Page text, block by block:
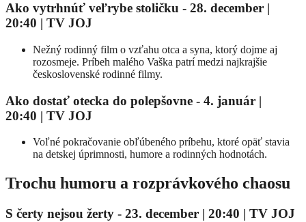
Ako vytrhnúť veľrybe stoličku - 28. december |
20:40 | TV JOJ
Nežný rodinný film o vzťahu otca a syna, ktorý dojme aj
rozosmeje. Príbeh malého Vaška patrí medzi najkrajšie
československé rodinné filmy.
Ako dostať otecka do polepšovne - 4. január |
20:40 | TV JOJ
Voľné pokračovanie obľúbeného príbehu, ktoré opäť stavia
na detskej úprimnosti, humore a rodinných hodnotách.
Trochu humoru a rozprávkového chaosu
S čerty nejsou žerty - 23. december | 20:40 | TV JOJ